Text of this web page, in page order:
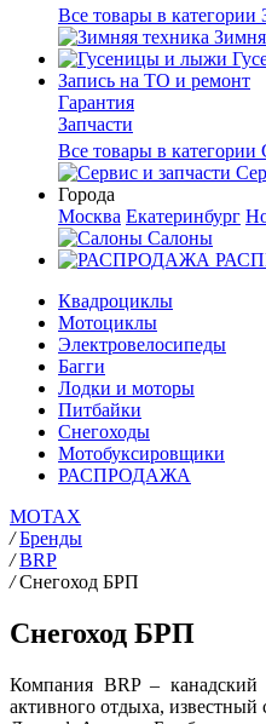
Все товары в категории
Запись на ТО и ремонт
Гарантия
Запчасти
Все товары в категории
Города
Москва Екатеринбург
Салоны
Квадроциклы
Мотоциклы
Электровелосипеды
Багги
Лодки и моторы
Питбайки
Снегоходы
Мотобуксировщики
РАСПРОДАЖА
MOTAX
/ Бренды
/ BRP
/ Снегоход БРП
Снегоход БРП
Компания BRP – канадский
активного отдыха,